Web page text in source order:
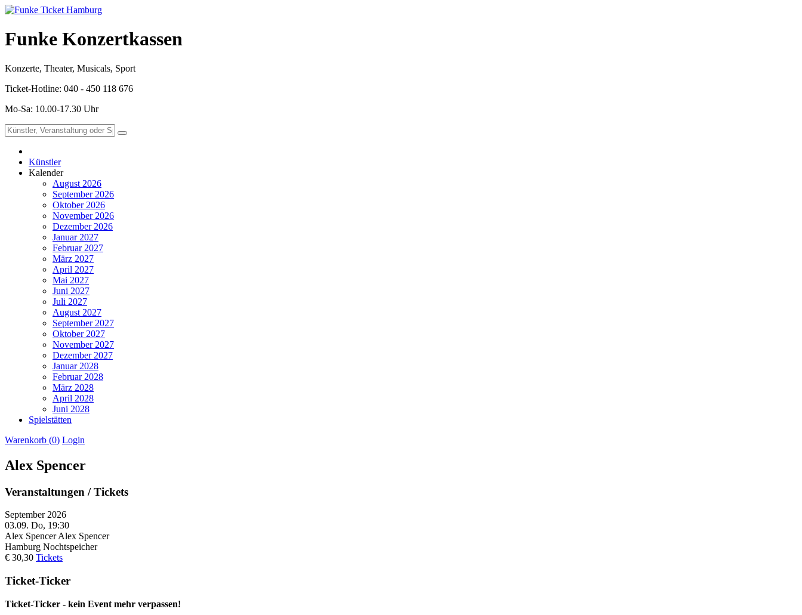
Funke Konzertkassen
Konzerte, Theater, Musicals, Sport
Ticket-Hotline: 040 - 450 118 676
Mo-Sa: 10.00-17.30 Uhr
Künstler
Kalender
August 2026
September 2026
Oktober 2026
November 2026
Dezember 2026
Januar 2027
Februar 2027
März 2027
April 2027
Mai 2027
Juni 2027
Juli 2027
August 2027
September 2027
Oktober 2027
November 2027
Dezember 2027
Januar 2028
Februar 2028
März 2028
April 2028
Juni 2028
Spielstätten
Warenkorb (0) Login
Alex Spencer
Veranstaltungen / Tickets
September 2026
03.09. Do, 19:30
Alex SpencerAlex Spencer
Hamburg Nochtspeicher
€ 30,30 Tickets
Ticket-Ticker
Ticket-Ticker - kein Event mehr verpassen!